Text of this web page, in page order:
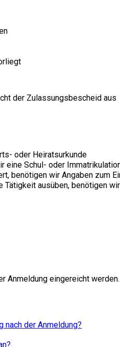
der Zulassungsbescheid aus
oder Heiratsurkunde
eine Schul- oder
benötigen wir Angaben zum
ausüben, benötigen
Anmeldung eingereicht werden.
nach der Anmeldung?